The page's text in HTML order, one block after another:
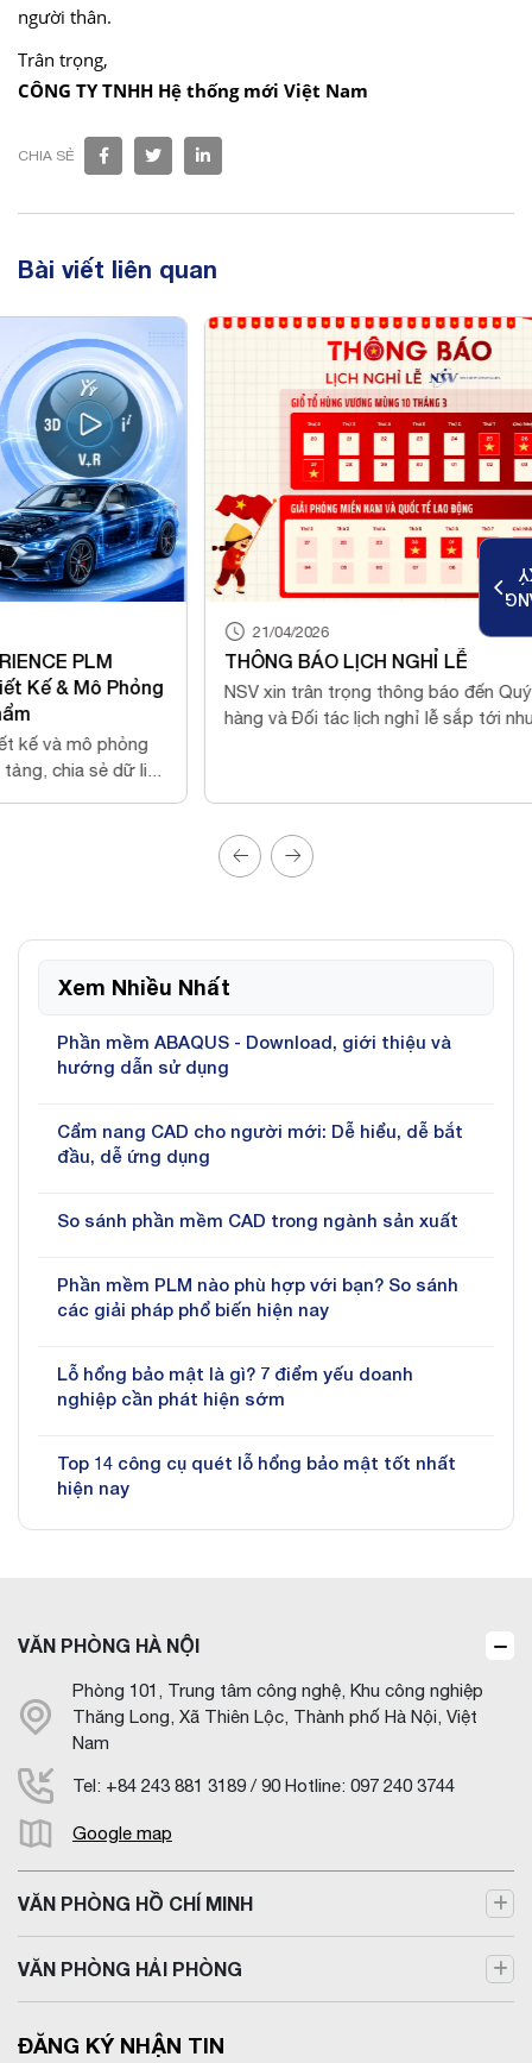
người thân.
Trân trọng,
CÔNG TY TNHH Hệ thống mới Việt Nam
CHIA SẺ
Bài viết liên quan
THÔNG BÁO LỊCH NGHỈ LỄ
NSV xin trân trọng thông báo đến Quý Khách
hàng và Đối tác lịch nghỉ lễ sắp tới như sau:
Xem Nhiều Nhất
Phần mềm ABAQUS - Download, giới thiệu và
hướng dẫn sử dụng
Cẩm nang CAD cho người mới: Dễ hiểu, dễ bắt
đầu, dễ ứng dụng
So sánh phần mềm CAD trong ngành sản xuất
Phần mềm PLM nào phù hợp với bạn? So sánh
các giải pháp phổ biến hiện nay
Lỗ hổng bảo mật là gì? 7 điểm yếu doanh
nghiệp cần phát hiện sớm
Top 14 công cụ quét lỗ hổng bảo mật tốt nhất
hiện nay
VĂN PHÒNG HÀ NỘI
Phòng 101, Trung tâm công nghệ, Khu công nghiệp
Thăng Long, Xã Thiên Lộc, Thành phố Hà Nội, Việt
Nam
Tel: +84 243 881 3189 / 90 Hotline: 097 240 3744
Google map
VĂN PHÒNG HỒ CHÍ MINH
VĂN PHÒNG HẢI PHÒNG
ĐĂNG KÝ NHẬN TIN